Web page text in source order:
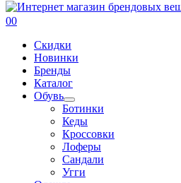
00
Скидки
Новинки
Бренды
Каталог
Обувь
Ботинки
Кеды
Кроссовки
Лоферы
Сандали
Угги